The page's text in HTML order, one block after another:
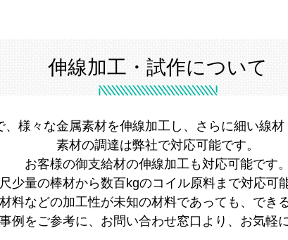
伸線加工・試作について
様々な金属素材を伸線加工し、さらに細い線材
素材の調達は弊社で対応可能です。
お客様の御支給材の伸線加工も対応可能です。
少量の棒材から数百kgのコイル原料まで対応可能
料などの加工性が未知の材料であっても、でき
例をご参考に、お問い合わせ窓口より、お気軽